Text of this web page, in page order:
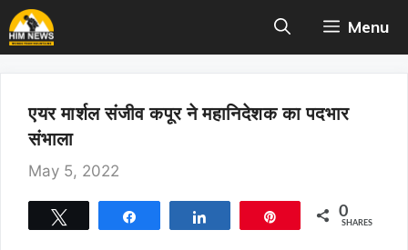
Skip
to
content
Menu
एयर मार्शल संजीव कपूर ने महानिदेशक का पदभार
संभाला
May 5, 2022
0
SHARES